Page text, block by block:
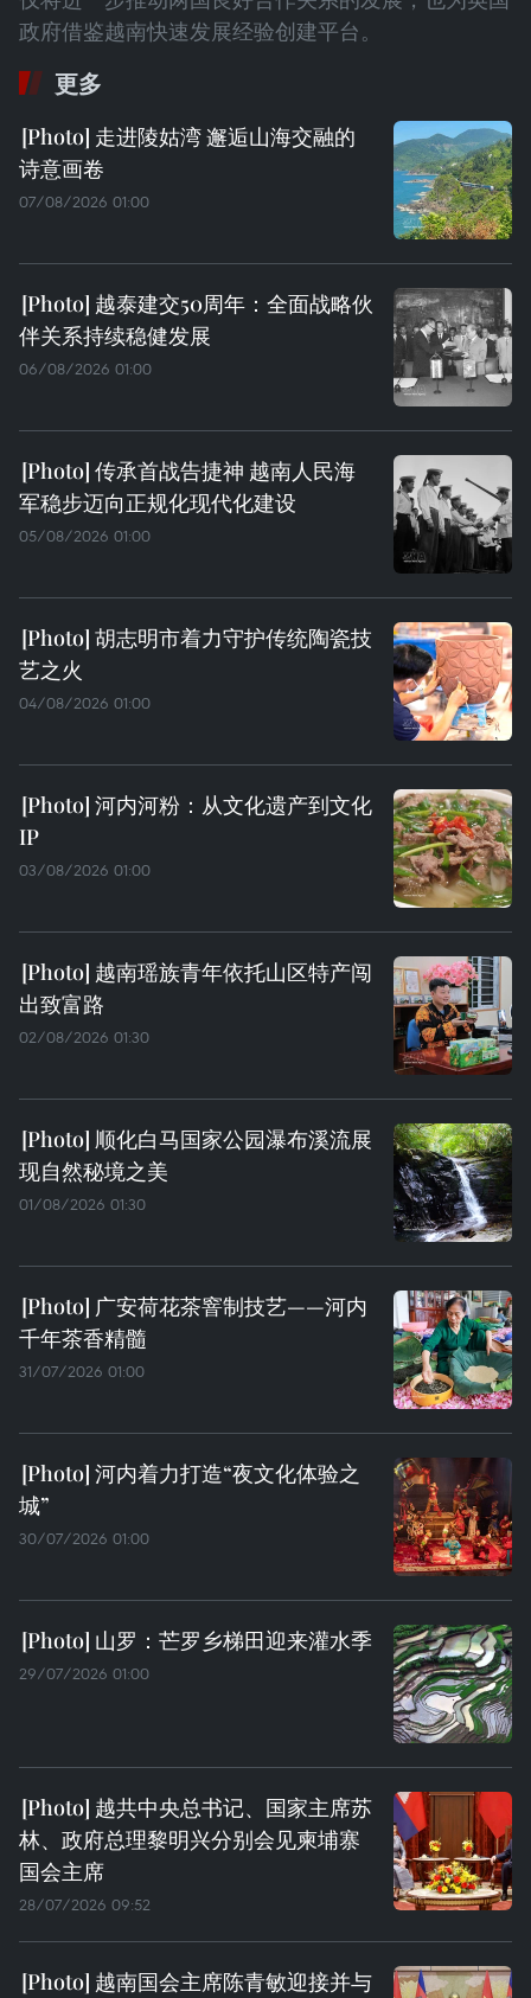
政府借鉴越南快速发展经验创建平台。
更多
走进陵姑湾 邂逅山海交融的
诗意画卷
07/08/2026 01:00
越泰建交50周年：全面战略伙
伴关系持续稳健发展
06/08/2026 01:00
传承首战告捷神 越南人民海
军稳步迈向正规化现代化建设
05/08/2026 01:00
胡志明市着力守护传统陶瓷技
艺之火
04/08/2026 01:00
河内河粉：从文化遗产到文化
IP
03/08/2026 01:00
越南瑶族青年依托山区特产闯
出致富路
02/08/2026 01:30
顺化白马国家公园瀑布溪流展
现自然秘境之美
01/08/2026 01:30
广安荷花茶窨制技艺——河内
千年茶香精髓
31/07/2026 01:00
河内着力打造“夜文化体验之
城”
30/07/2026 01:00
山罗：芒罗乡梯田迎来灌水季
29/07/2026 01:00
越共中央总书记、国家主席苏
林、政府总理黎明兴分别会见柬埔寨
国会主席
28/07/2026 09:52
越南国会主席陈青敏迎接并与